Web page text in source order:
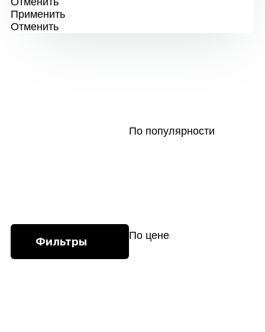
Применить
Отменить
По популярности
По цене
Фильтры